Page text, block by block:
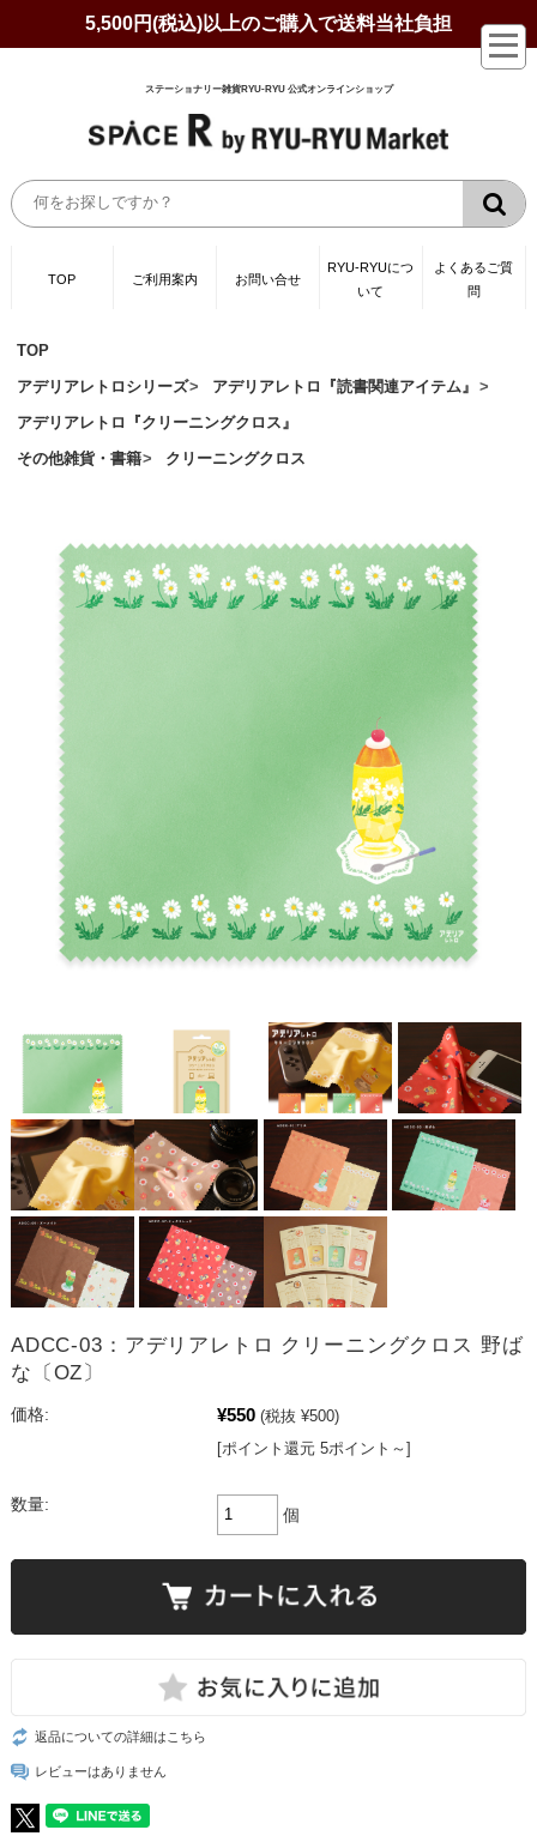
5,500円(税込)以上のご購入で送料当社負担
ステーショナリー雑貨RYU-RYU 公式オンラインショップ
TOP ご利用案内 お問い合せ
RYU-RYUにつ
いて
よくあるご質
問
TOP
アデリアレトロシリーズ
アデリアレトロ『読書関連アイテム』
アデリアレトロ『クリーニングクロス』
その他雑貨・書籍
クリーニングクロス
ADCC-03：アデリアレトロ クリーニングクロス 野ば
な〔OZ〕
価格: ¥550 (税抜 ¥500)
[ポイント還元 5ポイント～]
数量:
個
返品についての詳細はこちら
レビューはありません